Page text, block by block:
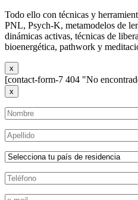
Todo ello con técnicas y
PNL, Psych-K, metamodelos de
dinámicas activas, técnicas de
bioenergética, pathwork y
x
[contact-form-7 404 "No
x